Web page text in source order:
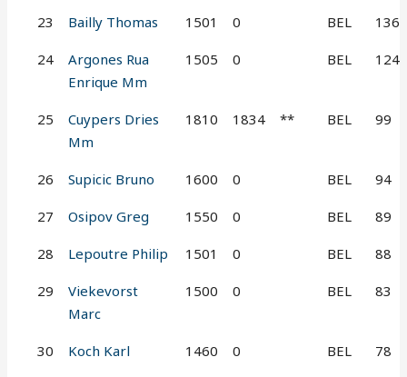
23 Bailly Thomas 1501 0 BEL 136
24
Argones Rua
Enrique Mm
1505 0 BEL 124
25
Cuypers Dries
Mm
1810 1834 ** BEL 99
26 Supicic Bruno 1600 0 BEL 94
27 Osipov Greg 1550 0 BEL 89
28 Lepoutre Philip 1501 0 BEL 88
29
Viekevorst
Marc
1500 0 BEL 83
30 Koch Karl 1460 0 BEL 78